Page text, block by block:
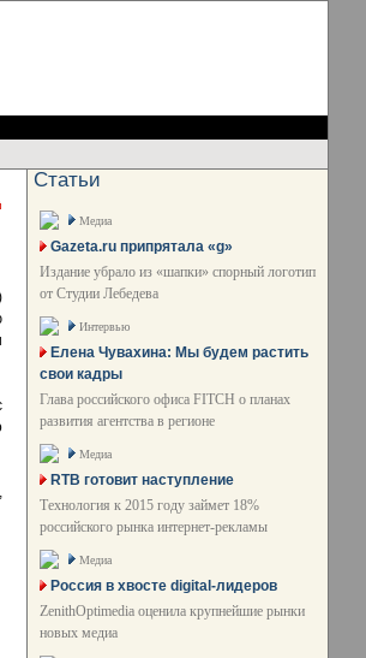
Статьи
Медиа
Gazeta.ru припрятала «g»
Издание убрало из «шапки» спорный логотип
от Студии Лебедева
Интервью
Елена Чувахина: Мы будем растить
свои кадры
Глава российского офиса FITCH о планах
развития агентства в регионе
Медиа
RTB готовит наступление
Технология к 2015 году займет 18%
российского рынка интернет-рекламы
Медиа
Россия в хвосте digital-лидеров
ZenithOptimedia оценила крупнейшие рынки
новых медиа